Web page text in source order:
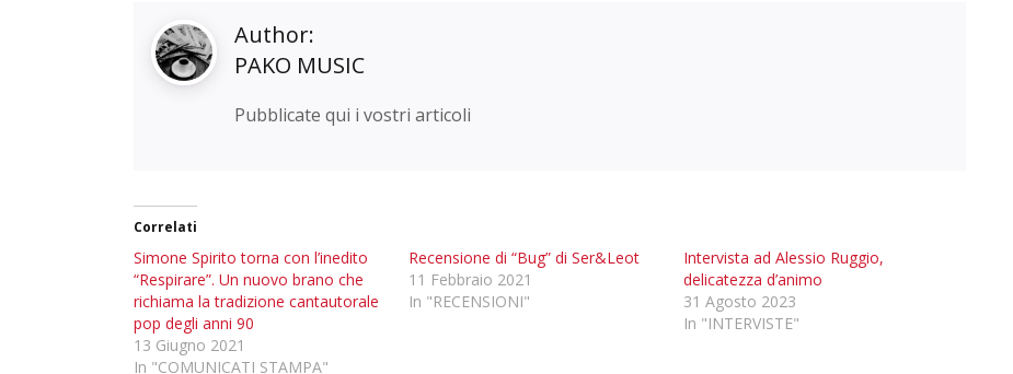
Author:
PAKO MUSIC
Pubblicate qui i vostri articoli
Correlati
Simone Spirito torna con l’inedito
“Respirare”. Un nuovo brano che
richiama la tradizione cantautorale
pop degli anni 90
13 Giugno 2021
In "COMUNICATI STAMPA"
Recensione di “Bug” di Ser&Leot
11 Febbraio 2021
In "RECENSIONI"
Intervista ad Alessio Ruggio,
delicatezza d’animo
31 Agosto 2023
In "INTERVISTE"